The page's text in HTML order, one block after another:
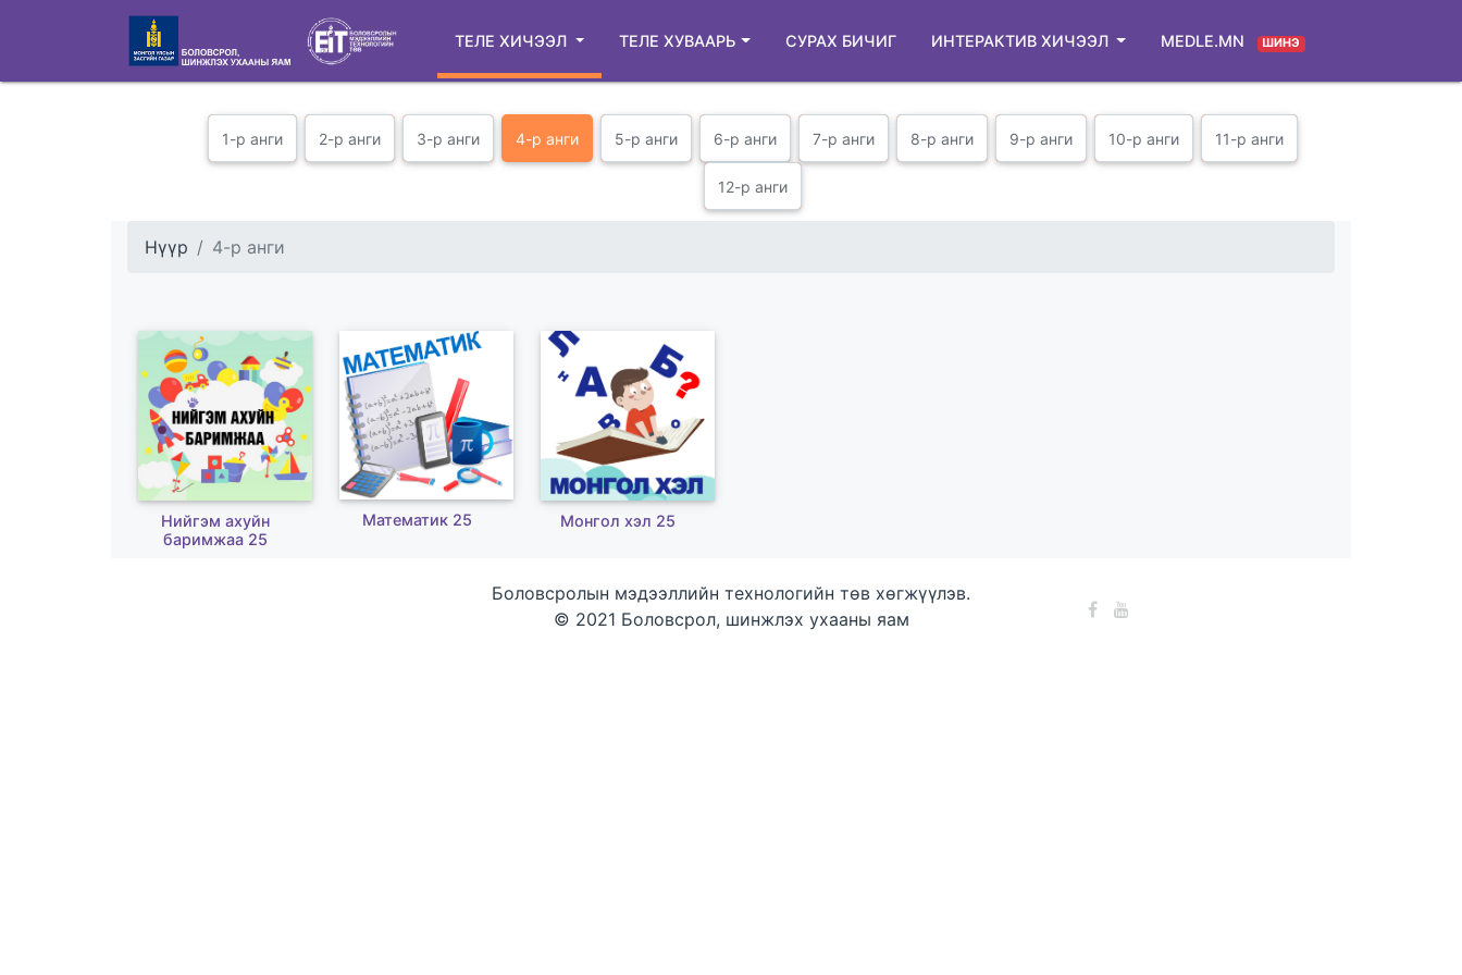
ТЕЛЕ ХИЧЭЭЛ ТЕЛЕ ХУВААРЬ СУРАХ БИЧИГ ИНТЕРАКТИВ ХИЧЭЭЛ MEDLE.MN ШИНЭ
1-р анги 2-р анги 3-р анги 4-р анги 5-р анги 6-р анги 7-р анги 8-р анги 9-р анги 10-р анги 11-р анги
12-р анги
Нүүр 4-р анги
Нийгэм ахуйн
баримжаа 25
Математик 25 Монгол хэл 25
Боловсролын мэдээллийн технологийн төв хөгжүүлэв.
© 2021 Боловсрол, шинжлэх ухааны яам